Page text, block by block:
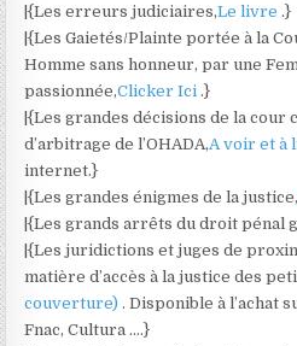
|{Les erreurs judiciaires,Le livre.}
|{Les Gaietés/Plainte portée à la
Homme sans honneur, par une
passionnée,Clicker Ici.}
|{Les grandes décisions de la cour
d’arbitrage de l’OHADA,A voir et à
internet.}
|{Les grandes énigmes de la
|{Les grands arrêts du droit pénal
|{Les juridictions et juges de
matière d’accès à la justice des
couverture). Disponible à l’achat
Fnac, Cultura ….}